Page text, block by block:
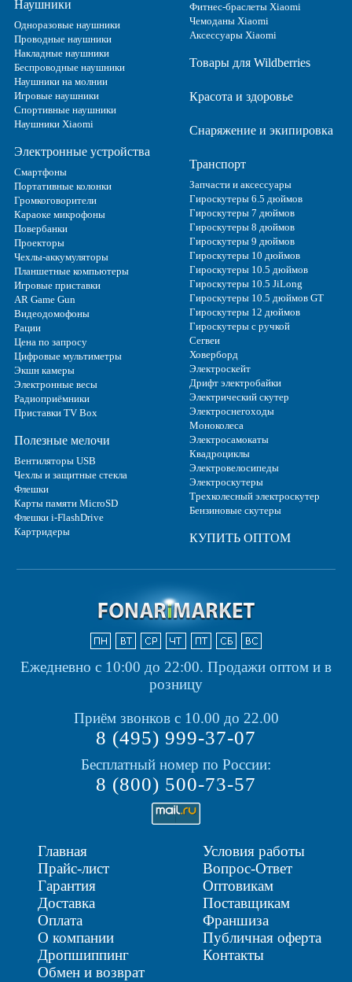
Наушники
Одноразовые наушники
Проводные наушники
Накладные наушники
Беспроводные наушники
Наушники на молнии
Игровые наушники
Спортивные наушники
Наушники Xiaomi
Электронные устройства
Смартфоны
Портативные колонки
Громкоговорители
Караоке микрофоны
Повербанки
Проекторы
Чехлы-аккумуляторы
Планшетные компьютеры
Игровые приставки
AR Game Gun
Видеодомофоны
Рации
Цена по запросу
Цифровые мультиметры
Экшн камеры
Электронные весы
Радиоприёмники
Приставки TV Box
Полезные мелочи
Вентиляторы USB
Чехлы и защитные стекла
Флешки
Карты памяти MicroSD
Флешки i-FlashDrive
Картридеры
Фитнес-браслеты Xiaomi
Чемоданы Xiaomi
Аксессуары Xiaomi
Товары для Wildberries
Красота и здоровье
Снаряжение и экипировка
Транспорт
Запчасти и аксессуары
Гироскутеры 6.5 дюймов
Гироскутеры 7 дюймов
Гироскутеры 8 дюймов
Гироскутеры 9 дюймов
Гироскутеры 10 дюймов
Гироскутеры 10.5 дюймов
Гироскутеры 10.5 JiLong
Гироскутеры 10.5 дюймов GT
Гироскутеры 12 дюймов
Гироскутеры с ручкой
Сегвеи
Ховерборд
Электроскейт
Дрифт электробайки
Электрический скутер
Электроснегоходы
Моноколеса
Электросамокаты
Квадроциклы
Электровелосипеды
Электроскутеры
Трехколесный электроскутер
Бензиновые скутеры
КУПИТЬ ОПТОМ
Ежедневно с 10:00 до 22:00. Продажи оптом и в
розницу
Приём звонков с 10.00 до 22.00
8 (495) 999-37-07
Бесплатный номер по России:
8 (800) 500-73-57
Главная
Прайс-лист
Гарантия
Доставка
Оплата
О компании
Дропшиппинг
Обмен и возврат
Условия работы
Вопрос-Ответ
Оптовикам
Поставщикам
Франшиза
Публичная оферта
Контакты